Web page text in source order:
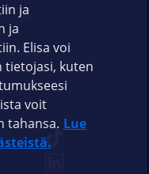
ja
ja
Elisa voi
tietojasi, kuten
voit
tahansa. Lue